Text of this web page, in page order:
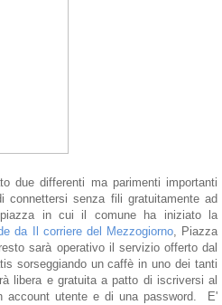
due differenti ma parimenti importanti
senza fili gratuitamente ad
in cui il comune ha iniziato la
da Il corriere del Mezzogiorno, Piazza
sarà operativo il servizio offerto dal
sorseggiando un caffè in uno dei tanti
libera e gratuita a patto di iscriversi al
account utente e di una password. E'